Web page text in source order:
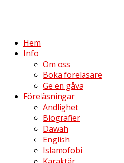
Hem
Info
Om oss
Boka föreläsare
Ge en gåva
Föreläsningar
Andlighet
Biografier
Dawah
English
Islamofobi